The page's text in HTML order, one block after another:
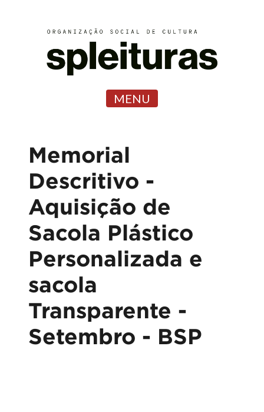
MENU
Memorial
Descritivo -
Aquisição de
Sacola Plástico
Personalizada e
sacola
Transparente -
Setembro - BSP